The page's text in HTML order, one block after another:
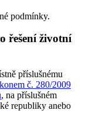
podmínky.
řešení životní
příslušnému
č. 280/2009
, na příslušném
republiky anebo